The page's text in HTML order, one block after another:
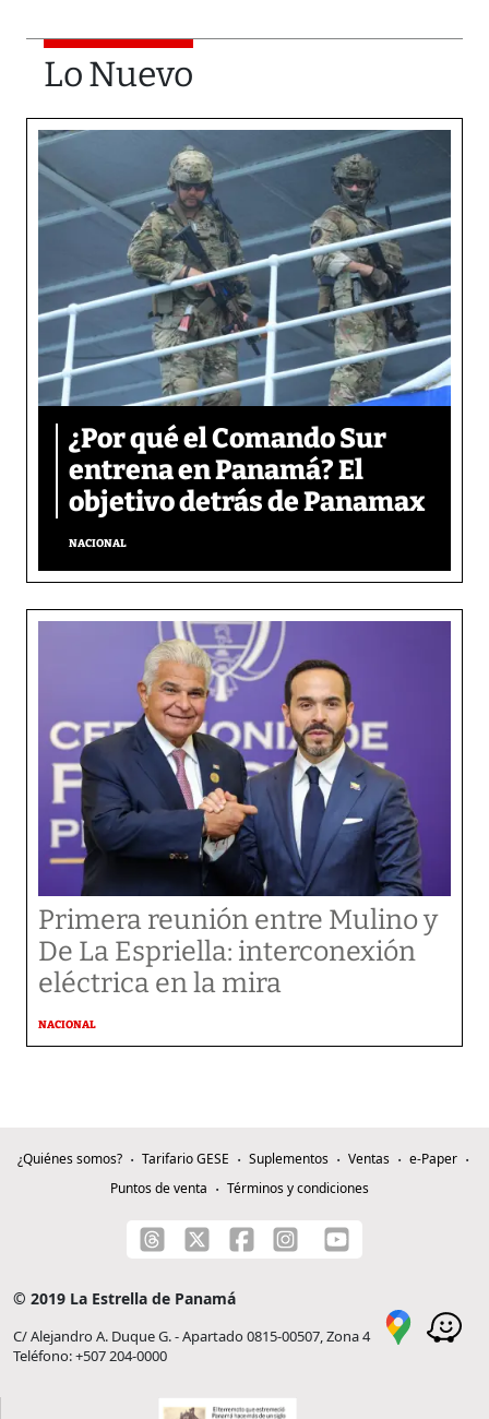
Lo Nuevo
¿Por qué el Comando Sur
entrena en Panamá? El
objetivo detrás de Panamax
NACIONAL
Primera reunión entre Mulino y
De La Espriella: interconexión
eléctrica en la mira
NACIONAL
¿Quiénes somos? Tarifario GESE Suplementos Ventas
e-Paper
Puntos de venta
Términos y condiciones
© 2019 La Estrella de Panamá
C/ Alejandro A. Duque G. - Apartado 0815-00507, Zona 4
Teléfono: +507 204-0000